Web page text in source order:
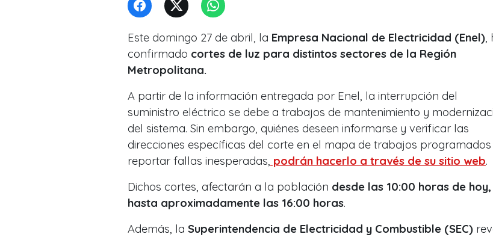
Este domingo 27 de abril, la Empresa Nacional de Electricidad (Enel)
confirmado cortes de luz para distintos sectores de la Región
Metropolitana.
A partir de la información entregada por Enel, la interrupción del
suministro eléctrico se debe a trabajos de mantenimiento y
del sistema. Sin embargo, quiénes deseen informarse y verificar las
direcciones específicas del corte en el mapa de trabajos programados
reportar fallas inesperadas, podrán hacerlo a través de su sitio web.
Dichos cortes, afectarán a la población desde las 10:00 horas de hoy,
hasta aproximadamente las 16:00 horas.
Además, la Superintendencia de Electricidad y Combustible (SEC)